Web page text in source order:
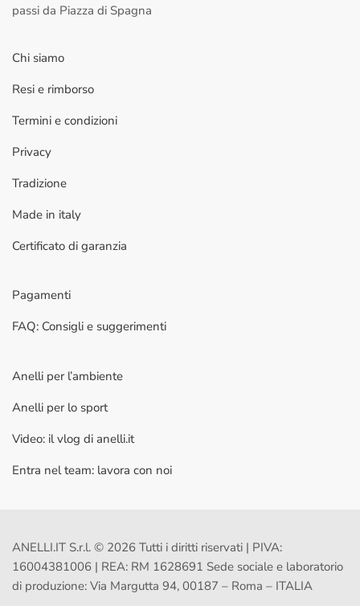
passi da Piazza di Spagna
Chi siamo
Resi e rimborso
Termini e condizioni
Privacy
Tradizione
Made in italy
Certificato di garanzia
Pagamenti
FAQ: Consigli e suggerimenti
Anelli per l’ambiente
Anelli per lo sport
Video: il vlog di anelli.it
Entra nel team: lavora con noi
ANELLI.IT S.r.l. © 2026 Tutti i diritti riservati | PIVA:
16004381006 | REA: RM 1628691 Sede sociale e laboratorio
di produzione: Via Margutta 94, 00187 – Roma – ITALIA